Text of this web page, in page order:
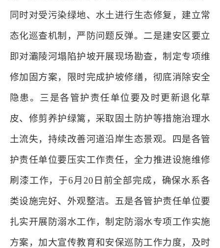
同时对受污染绿地、水土进行生态修复，建立常
态化巡查机制，严防问题反弹。二是建安区要立
即对灞陵河塌陷护坡开展现场勘查，制定专项维
修加固方案，限时完成护坡修缮，彻底消除安全
隐患。三是各管护责任单位要及时更新退化草
皮、修剪养护绿篱，采取固土防护等措施治理水
土流失，持续改善河道沿岸生态景观。四是各管
护责任单位要压实工作责任，全力推进设施维修
刷漆工作，于6月20日前全部完成，确保水系各
类设施完好、外观整洁。五是各管护责任单位要
扎实开展防溺水工作，制定防溺水专项工作实施
方案，加大宣传教育和安保巡防工作力度，及时